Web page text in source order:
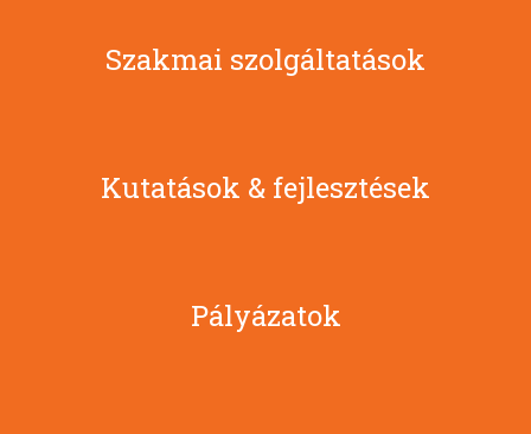
Szakmai szolgáltatások
Kutatások & fejlesztések
Pályázatok